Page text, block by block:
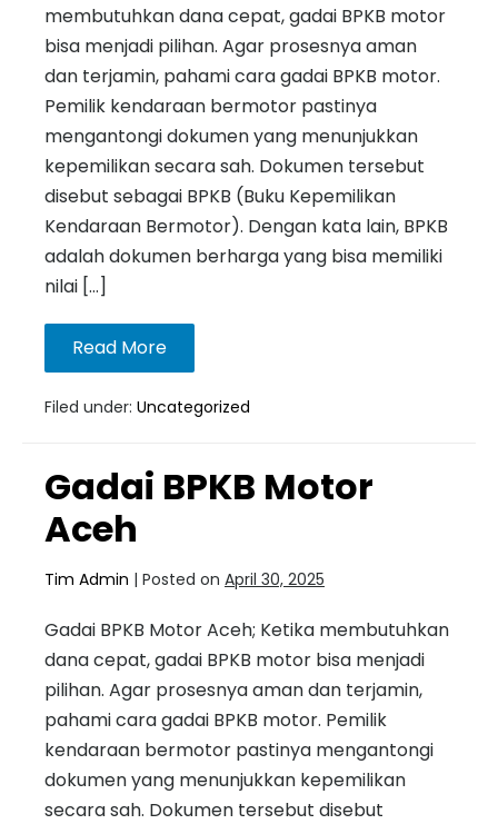
membutuhkan dana cepat, gadai BPKB motor
bisa menjadi pilihan. Agar prosesnya aman
dan terjamin, pahami cara gadai BPKB motor.
Pemilik kendaraan bermotor pastinya
mengantongi dokumen yang menunjukkan
kepemilikan secara sah. Dokumen tersebut
disebut sebagai BPKB (Buku Kepemilikan
Kendaraan Bermotor). Dengan kata lain, BPKB
adalah dokumen berharga yang bisa memiliki
nilai […]
Read More
Filed under: Uncategorized
Gadai BPKB Motor
Aceh
Tim Admin | Posted on April 30, 2025
Gadai BPKB Motor Aceh; Ketika membutuhkan
dana cepat, gadai BPKB motor bisa menjadi
pilihan. Agar prosesnya aman dan terjamin,
pahami cara gadai BPKB motor. Pemilik
kendaraan bermotor pastinya mengantongi
dokumen yang menunjukkan kepemilikan
secara sah. Dokumen tersebut disebut